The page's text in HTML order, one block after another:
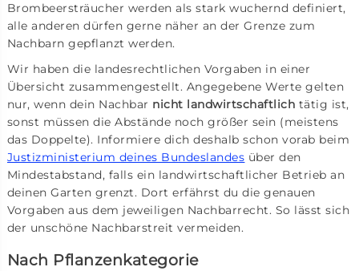
Brombeersträucher werden als stark wuchernd definiert,
alle anderen dürfen gerne näher an der Grenze zum
Nachbarn gepflanzt werden.
Wir haben die landesrechtlichen Vorgaben in einer
Übersicht zusammengestellt. Angegebene Werte gelten
nur, wenn dein Nachbar nicht landwirtschaftlich tätig ist,
sonst müssen die Abstände noch größer sein (meistens
das Doppelte). Informiere dich deshalb schon vorab beim
Justizministerium deines Bundeslandes über den
Mindestabstand, falls ein landwirtschaftlicher Betrieb an
deinen Garten grenzt. Dort erfährst du die genauen
Vorgaben aus dem jeweiligen Nachbarrecht. So lässt sich
der unschöne Nachbarstreit vermeiden.
Nach Pflanzenkategorie